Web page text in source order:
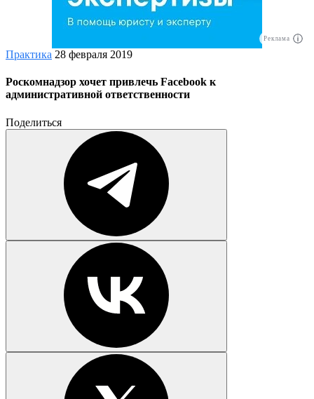
Реклама
Практика 28 февраля 2019
Роскомнадзор хочет привлечь Facebook к
административной ответственности
Поделиться